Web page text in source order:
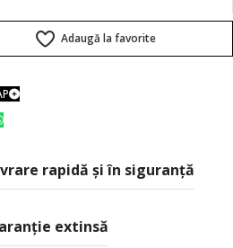
Adaugă la favorite
rapidă şi în siguranţă
extinsă